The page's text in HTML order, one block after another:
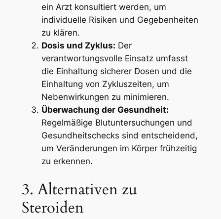
ein Arzt konsultiert werden, um
individuelle Risiken und Gegebenheiten
zu klären.
Dosis und Zyklus: Der
verantwortungsvolle Einsatz umfasst
die Einhaltung sicherer Dosen und die
Einhaltung von Zykluszeiten, um
Nebenwirkungen zu minimieren.
Überwachung der Gesundheit:
Regelmäßige Blutuntersuchungen und
Gesundheitschecks sind entscheidend,
um Veränderungen im Körper frühzeitig
zu erkennen.
3. Alternativen zu
Steroiden